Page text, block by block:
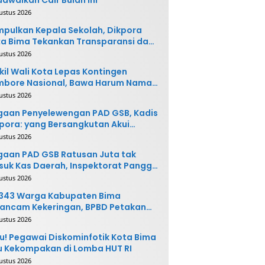
2026
Kepala Sekolah, Dikpora
Bima Tekankan Transparansi dan
2026
Wali Kota Lepas Kontingen
Nasional, Bawa Harum Nama
Bima
2026
Penyelewengan PAD GSB, Kadis
yang Bersangkutan Akui
dan Siap
2026
PAD GSB Ratusan Juta tak
Kas Daerah, Inspektorat Panggil
Terkait
2026
Warga Kabupaten Bima
Kekeringan, BPBD Petakan
Rawan
2026
Pegawai Diskominfotik Kota Bima
Kekompakan di Lomba HUT RI
2026